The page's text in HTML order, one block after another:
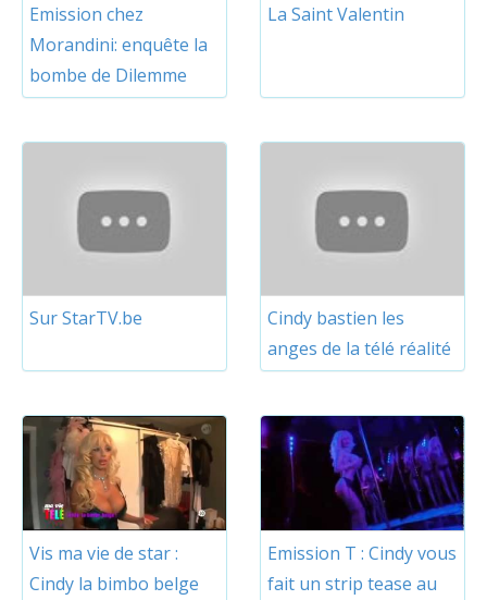
Emission chez
Morandini: enquête la
bombe de Dilemme
La Saint Valentin
Sur StarTV.be
Cindy bastien les
anges de la télé réalité
Vis ma vie de star :
Cindy la bimbo belge
Emission T : Cindy vous
fait un strip tease au